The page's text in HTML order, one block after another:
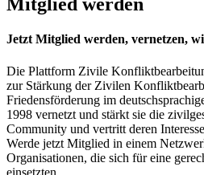
Jetzt Mitglied werden, vernetzen,
Die Plattform Zivile
zur Stärkung der Zivilen
Friedensförderung im
1998 vernetzt und stärkt sie die
Community und vertritt deren
Werde jetzt Mitglied in einem
Organisationen, die sich für eine
einsetzten.